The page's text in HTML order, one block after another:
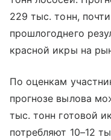
229 тыс. тонн,
прошлогоднего
красной икры на
По оценкам
прогнозе вылова
тыс. тонн готовой
потребляют 10–12